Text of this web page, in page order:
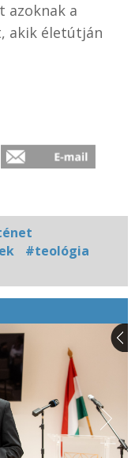
azoknak a
akik életútján
#teológia